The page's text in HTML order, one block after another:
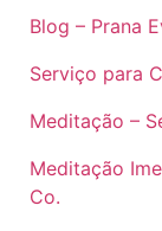
Blog – Prana
Serviço para
Meditação –
Meditação
Co.